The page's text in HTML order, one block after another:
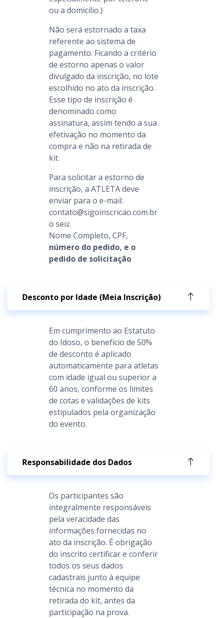
ou a domicílio.)
Não será estornado a taxa
referente ao sistema de
pagamento. Ficando a critério
de estorno apenas o valor
divulgado da inscrição, no lote
escolhido no ato da inscrição.
Esse tipo de inscrição é
denominado como
assinatura, assim tendo a sua
efetivação no momento da
compra e não na retirada de
kit.
Para solicitar a estorno de
inscrição, a ATLETA deve
enviar para o e-mail:
contato@sigoinscricao.com.br
o seu:
Nome Completo, CPF,
número do pedido, e o
pedido de solicitação
Desconto por Idade (Meia Inscrição)
Em cumprimento ao Estatuto
do Idoso, o benefício de 50%
de desconto é aplicado
automaticamente para atletas
com idade igual ou superior a
60 anos, conforme os limites
de cotas e validações de kits
estipulados pela organização
do evento.
Responsabilidade dos Dados
Os participantes são
integralmente responsáveis
pela veracidade das
informações fornecidas no
ato da inscrição. É obrigação
do inscrito certificar e conferir
todos os seus dados
cadastrais junto à equipe
técnica no momento da
retirada do kit, antes da
participação na prova.